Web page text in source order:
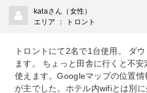
kataさん（女性）
エリア ： トロント
トロントにて2名で1台使用。 ダ
ます。 ちょっと田舎に行くと不
使えます。Googleマップの位置
が主でした。ホテル内wifiとは別